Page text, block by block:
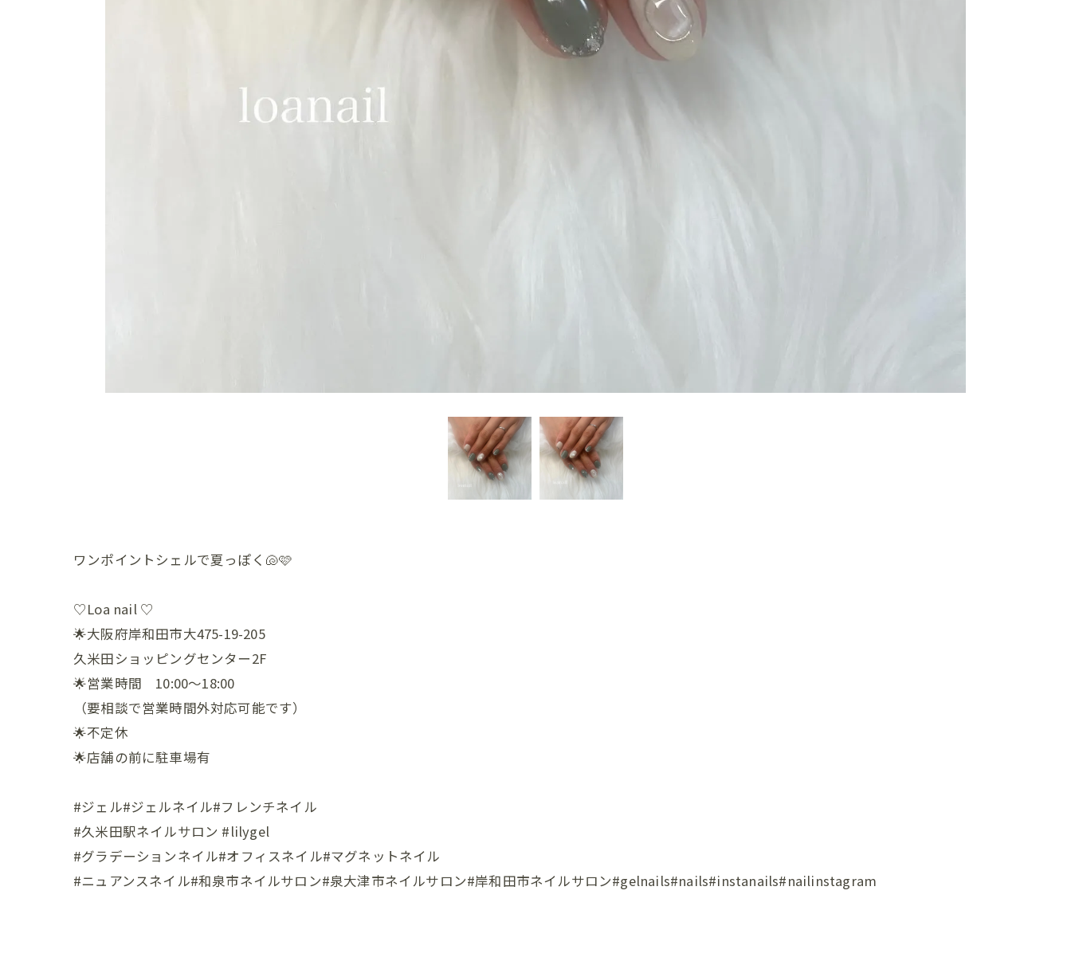
ワンポイントシェルで夏っぽく🐚🩷
♡Loa nail ♡
🌟大阪府岸和田市大475-19-205
久米田ショッピングセンター2F
🌟営業時間 10:00〜18:00
（要相談で営業時間外対応可能です）
🌟不定休
🌟店舗の前に駐車場有
#ジェル#ジェルネイル#フレンチネイル
#久米田駅ネイルサロン #lilygel
#グラデーションネイル#オフィスネイル#マグネットネイル
#ニュアンスネイル#和泉市ネイルサロン#泉大津市ネイルサロン#岸和田市ネイルサロン#gelnails#nails#instanails#nailinstagram